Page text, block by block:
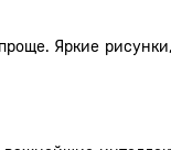
Яркие